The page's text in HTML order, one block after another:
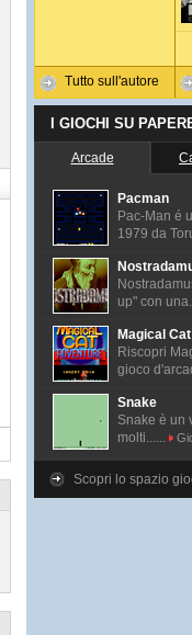
Tutto sull'autore
I GIOCHI SU
Arcade
Pacman
Pac-Man é
1979 da
up" con
Magical
Riscopri
gioco
Snake
Snake è un
molti......
Scopri lo spazio